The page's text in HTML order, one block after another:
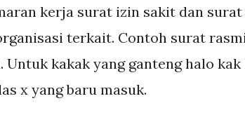
kerja surat izin sakit dan
terkait. Contoh surat
Untuk kakak yang ganteng halo
x yang baru masuk.